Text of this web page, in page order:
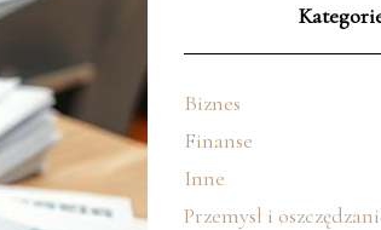
Biznes
Finanse
Inne
Przemysł i